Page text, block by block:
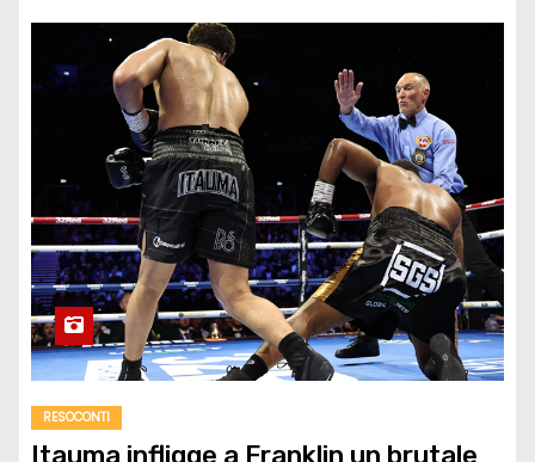
RESOCONTI
Itauma infligge a Franklin un brutale